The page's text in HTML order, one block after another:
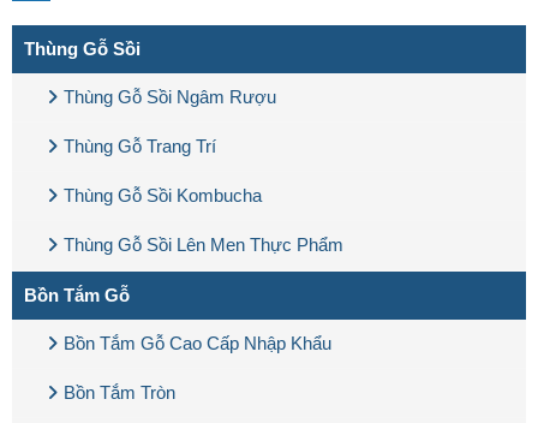
Thùng Gỗ Sồi
Thùng Gỗ Sồi Ngâm Rượu
Thùng Gỗ Trang Trí
Thùng Gỗ Sồi Kombucha
Thùng Gỗ Sồi Lên Men Thực Phẩm
Bồn Tắm Gỗ
Bồn Tắm Gỗ Cao Cấp Nhập Khẩu
Bồn Tắm Tròn